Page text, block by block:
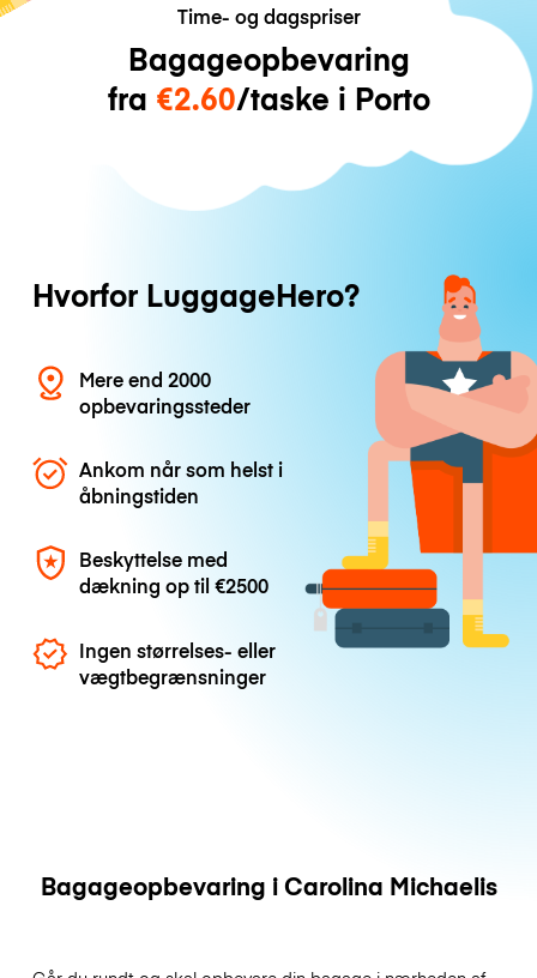
Time- og dagspriser
Bagageopbevaring
fra €2.60/taske i Porto
Hvorfor LuggageHero?
Mere end 2000
opbevaringssteder
Ankom når som helst i
åbningstiden
Beskyttelse med
dækning op til€2500
Ingen størrelses- eller
vægtbegrænsninger
Bagageopbevaring i Carolina Michaelis